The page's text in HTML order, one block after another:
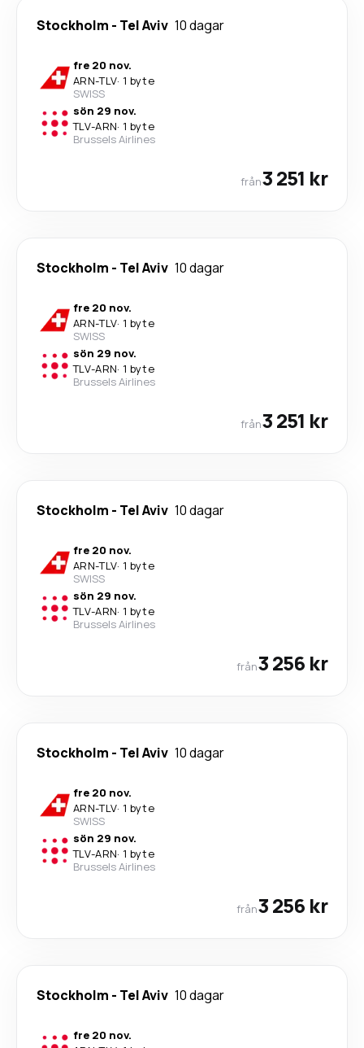
Stockholm - Tel Aviv 10 dagar
fre 20 nov.
ARN-TLV· 1 byte
SWISS
sön 29 nov.
TLV-ARN· 1 byte
Brussels Airlines
från3 251 kr
Stockholm - Tel Aviv 10 dagar
fre 20 nov.
ARN-TLV· 1 byte
SWISS
sön 29 nov.
TLV-ARN· 1 byte
Brussels Airlines
från3 251 kr
Stockholm - Tel Aviv 10 dagar
fre 20 nov.
ARN-TLV· 1 byte
SWISS
sön 29 nov.
TLV-ARN· 1 byte
Brussels Airlines
från3 256 kr
Stockholm - Tel Aviv 10 dagar
fre 20 nov.
ARN-TLV· 1 byte
SWISS
sön 29 nov.
TLV-ARN· 1 byte
Brussels Airlines
från3 256 kr
Stockholm - Tel Aviv 10 dagar
fre 20 nov.